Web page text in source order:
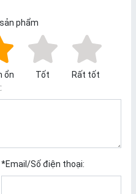
phẩm
ổn Tốt
Rất tốt
*Email/Số điện thoại: